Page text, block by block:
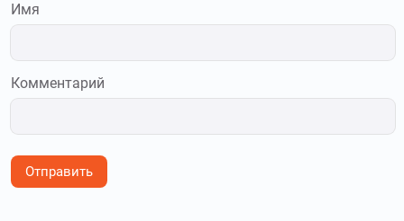
Имя
Комментарий
Отправить